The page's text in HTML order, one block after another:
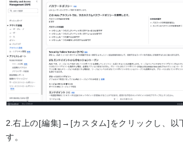
右上の[編集]→[カスタム]をクリックし、以
す。